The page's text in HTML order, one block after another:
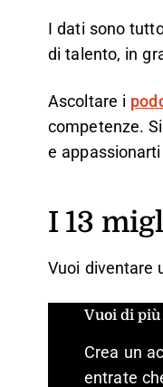
I dati sono
di talento, in
Ascoltare i
competenze.
e
I 13
Vuoi diventare
Vuoi di più
Crea un
entrate